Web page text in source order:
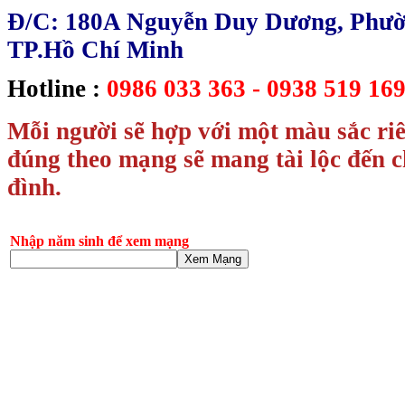
Đ/C: 180A Nguyễn Duy Dương,
TP.Hồ Chí Minh
Hotline : 0986 033 363 - 0938 519
Mỗi người sẽ hợp với một màu sắc
đúng theo mạng sẽ mang tài lộc đến
đình.
Nhập năm sinh để xem mạng
Xem Mạng